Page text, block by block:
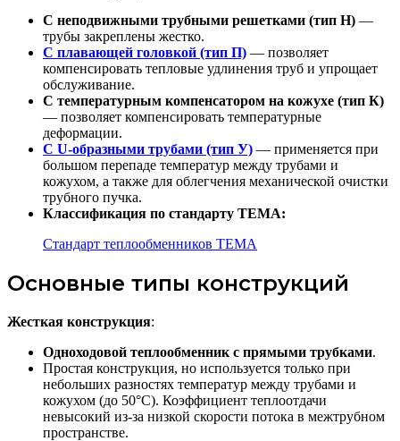
С неподвижными трубными решетками (тип Н) —
трубы закреплены жестко.
С плавающей головкой (тип П) — позволяет
компенсировать тепловые удлинения труб и упрощает
обслуживание.
С температурным компенсатором на кожухе (тип К)
— позволяет компенсировать температурные
деформации.
С U-образными трубами (тип У) — применяется при
большом перепаде температур между трубами и
кожухом, а также для облегчения механической очистки
трубного пучка.
Классификация по стандарту TEMA:
Стандарт теплообменников TEMA
Основные типы конструкций
Жесткая конструкция:
Одноходовой теплообменник с прямыми трубками.
Простая конструкция, но используется только при
небольших разностях температур между трубами и
кожухом (до 50°С). Коэффициент теплоотдачи
невысокий из-за низкой скорости потока в межтрубном
пространстве.